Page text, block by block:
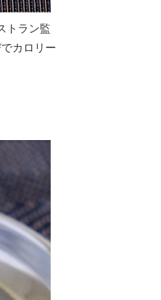
トラン監
カロリー